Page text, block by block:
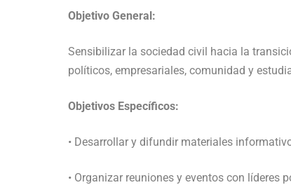
Objetivo General:
Sensibilizar la sociedad civil hacia la
políticos, empresariales, comunidad y
Objetivos Específicos:
• Desarrollar y difundir materiales
• Organizar reuniones y eventos con líderes